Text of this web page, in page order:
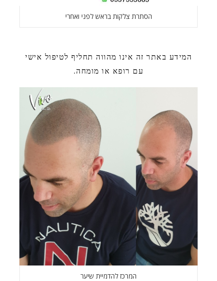
הסתרת צלקות בראש לפני ואחרי
המידע באתר זה אינו מהווה תחליף לטיפול אישי
עם רופא או מומחה.
המרכז להדמיית שיער